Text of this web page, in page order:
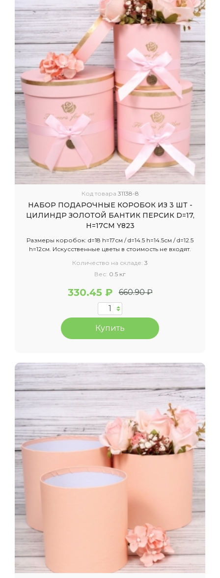
Код товара 31138-8
НАБОР ПОДАРОЧНЫЕ КОРОБОК ИЗ 3 ШТ -
ЦИЛИНДР ЗОЛОТОЙ БАНТИК ПЕРСИК D=17,
H=17СМ Y823
Размеры коробок: d=18 h=17см / d=14.5 h=14.5см / d=12.5
h=12см. Искусственные цветы в стоимость не входят.
Количество на складе: 3
Вес: 0.5 кг
330.45 ₽ 660.90 ₽
Купить